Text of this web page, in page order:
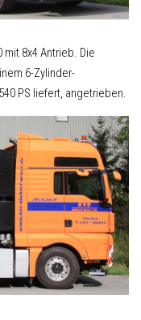
8x4 Antrieb. Die
6-Zylinder-
PS liefert, angetrieben.